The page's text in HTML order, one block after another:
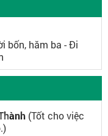
bốn, hăm ba - Đi
(Tốt cho việc